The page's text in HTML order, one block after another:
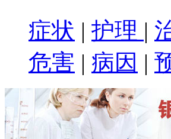
症状 | 护理 |
危害 | 病因 |